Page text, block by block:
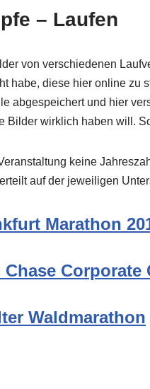
– Laufen
von verschiedenen
habe, diese hier online zu
abgespeichert und hier
Bilder wirklich haben will.
keine
auf der jeweiligen
Marathon
Chase Corporate
Waldmarathon